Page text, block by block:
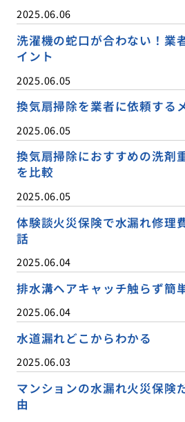
2025.06.06
洗濯機の蛇口が合わない！業
イント
2025.06.05
換気扇掃除を業者に依頼する
2025.06.05
換気扇掃除におすすめの洗剤
を比較
2025.06.05
体験談火災保険で水漏れ修理
話
2025.06.04
排水溝ヘアキャッチ触らず簡
2025.06.04
水道漏れどこからわかる
2025.06.03
マンションの水漏れ火災保険
由